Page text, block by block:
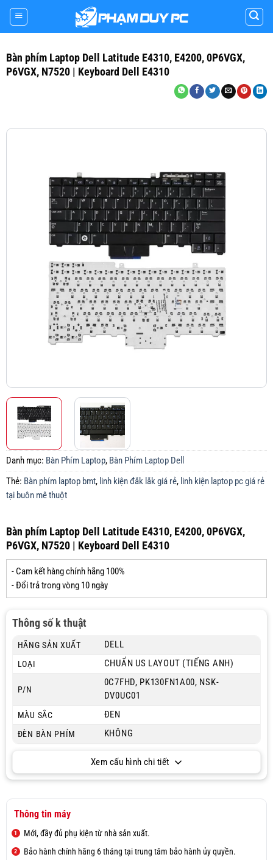
Skip
content
Bàn phím Laptop Dell Latitude E4310, E4200, 0P6VGX,
P6VGX, N7520 | Keyboard Dell E4310
Danh mục: Bàn Phím Laptop, Bàn Phím Laptop Dell
Thẻ: Bàn phím laptop bmt, linh kiện đắk lắk giá rẻ, linh kiện laptop pc giá rẻ
tại buôn mê thuột
Bàn phím Laptop Dell Latitude E4310, E4200, 0P6VGX,
P6VGX, N7520 | Keyboard Dell E4310
- Cam kết hàng chính hãng 100%
- Đổi trả trong vòng 10 ngày
Thông số k thuật
HÃNG SẢN XUẤT DELL
LOẠI CHUẨN US LAYOUT (TIẾNG ANH)
P/N
0C7FHD, PK130FN1A00, NSK-
DV0UC01
MÀU SẮC ĐEN
ĐÈN BÀN PHÍM KHÔNG
Xem cấu hình chi tiết
Thông tin máy
Mới, đầy đủ phụ kiện từ nhà sản xuất.
Bảo hành chính hãng 6 tháng tại trung tâm bảo hành ủy quyền.